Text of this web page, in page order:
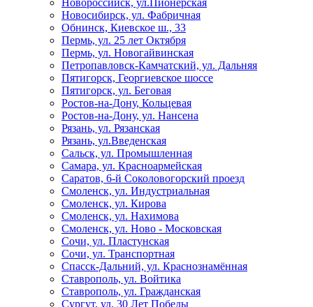
Новороссийск, ул.Пионерская
Новосибирск, ул. Фабричная
Обнинск, Киевское ш., 33
Пермь, ул. 25 лет Октября
Пермь, ул. Новогайвинская
Петропавловск-Камчатский, ул. Дальняя
Пятигорск, Георгиевское шоссе
Пятигорск, ул. Беговая
Ростов-на-Дону, Кольцевая
Ростов-на-Дону, ул. Нансена
Рязань, ул. Рязанская
Рязань, ул.Введенская
Сальск, ул. Промышленная
Самара, ул. Красноармейская
Саратов, 6-й Соколовогорский проезд
Смоленск, ул. Индустриальная
Смоленск, ул. Кирова
Смоленск, ул. Нахимова
Смоленск, ул. Ново - Московская
Сочи, ул. Пластунская
Сочи, ул. Транспортная
Спасск-Дальний, ул. Краснознамённая
Ставрополь, ул. Войтика
Ставрополь, ул. Гражданская
Сургут, ул. 30 Лет Победы